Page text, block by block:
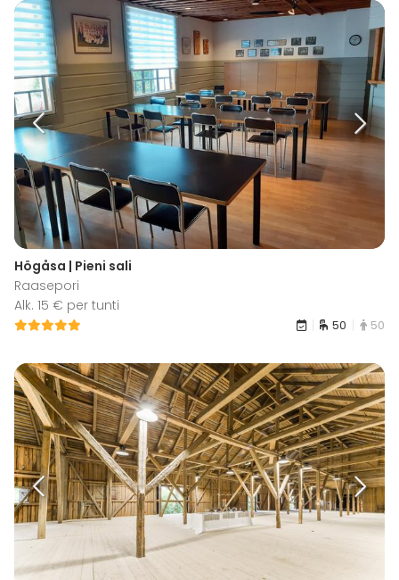
Högåsa | Pieni sali
Raasepori
Alk. 15 € per tunti
50 50